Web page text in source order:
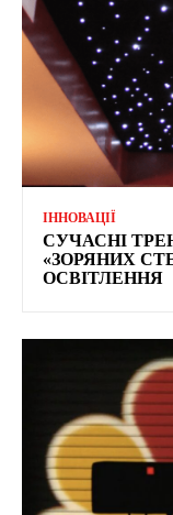
ІННОВАЦІЇ
СУЧАСНІ
«ЗОРЯНИХ
ОСВІТЛЕННЯ